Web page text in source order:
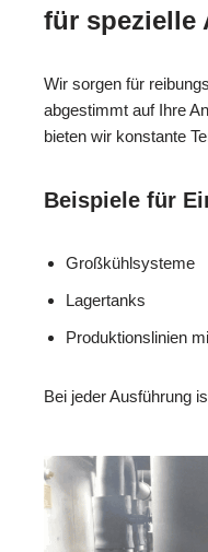
für spezielle
Wir sorgen für
abgestimmt auf Ihre
bieten wir konstante
Beispiele für
Großkühlsysteme
Lagertanks
Produktionslinien
Bei jeder Ausführung